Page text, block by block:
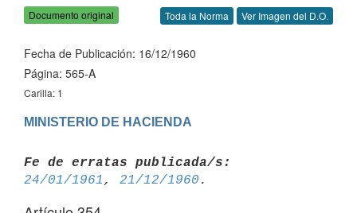
Documento original Toda la Norma Ver Imagen del D.O.
Fecha de Publicación: 16/12/1960
Página: 565-A
Carilla: 1
MINISTERIO DE HACIENDA
Fe de erratas publicada/s:
24/01/1961 , 21/12/1960